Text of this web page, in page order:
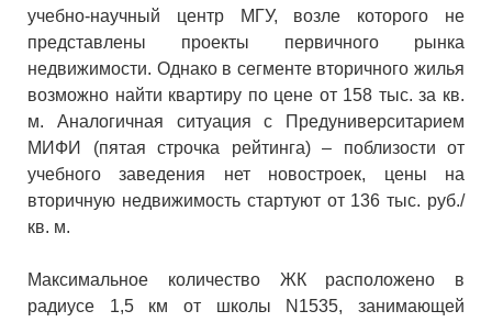
учебно-научный центр МГУ, возле которого не
представлены проекты первичного рынка
недвижимости. Однако в сегменте вторичного жилья
возможно найти квартиру по цене от 158 тыс. за кв.
м. Аналогичная ситуация с Предуниверситарием
МИФИ (пятая строчка рейтинга) – поблизости от
учебного заведения нет новостроек, цены на
вторичную недвижимость стартуют от 136 тыс. руб./
кв. м.
Максимальное количество ЖК расположено в
радиусе 1,5 км от школы N1535, занимающей